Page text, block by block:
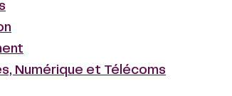
Numérique et Télécoms